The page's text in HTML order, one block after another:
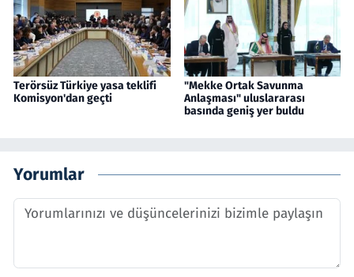
Terörsüz Türkiye yasa teklifi
Komisyon'dan geçti
"Mekke Ortak Savunma
Anlaşması" uluslararası
basında geniş yer buldu
Yorumlar